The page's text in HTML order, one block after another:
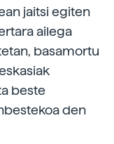
jaitsi egiten
ailega
basamortu
beste
den